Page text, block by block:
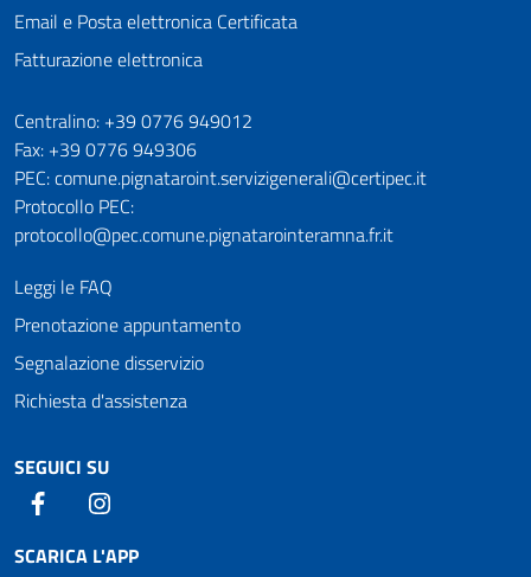
Email e Posta elettronica Certificata
Fatturazione elettronica
Numeri utili
Centralino: +39 0776 949012
Fax: +39 0776 949306
PEC: comune.pignataroint.servizigenerali@certipec.it
Protocollo PEC:
protocollo@pec.comune.pignatarointeramna.fr.it
Leggi le FAQ
Prenotazione appuntamento
Segnalazione disservizio
Richiesta d'assistenza
SEGUICI SU
Facebook
SCARICA L'APP